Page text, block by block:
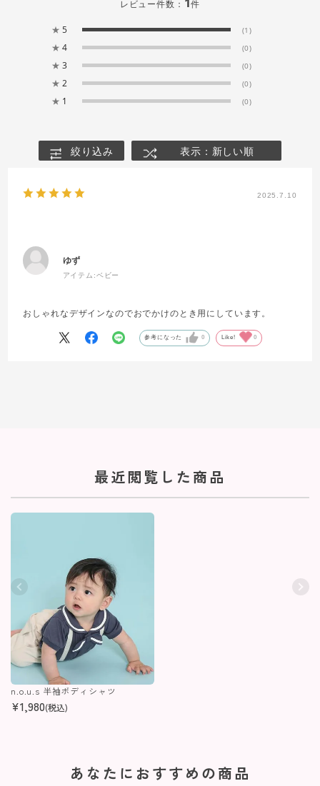
レビュー件数： 件
★ 5 (1)
★ 4 (0)
★ 3 (0)
★ 2 (0)
★ 1 (0)
絞り込み 表示：新しい順
2025.7.10
ゆず
アイテム:ベビー
おしゃれなデザインなのでおでかけのとき用にしています。
参考になった 0 Like! 0
最近閲覧した商品
n.o.u.s 半袖ボディシャツ
¥1,980(税込)
あなたにおすすめの商品